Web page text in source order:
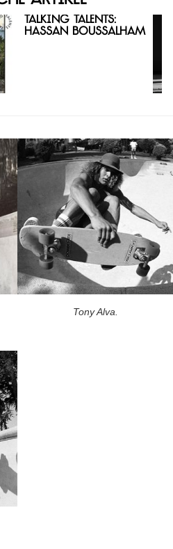
Talking Talents:
Hassan Boussalham
Tony Alva.